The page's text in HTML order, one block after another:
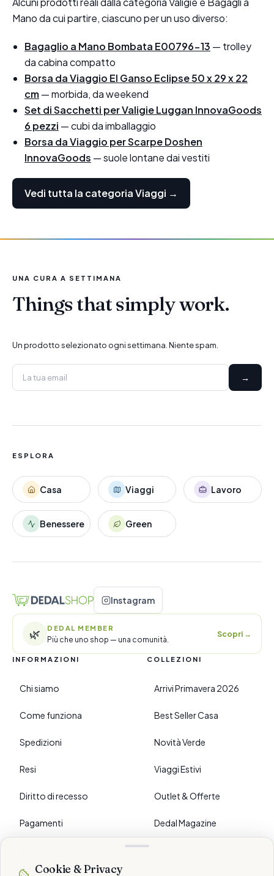
Mano da cui partire, ciascuno per un uso diverso:
Bagaglio a Mano Bombata E00796-13 — trolley
da cabina compatto
Borsa da Viaggio El Ganso Eclipse 50 x 29 x 22
cm— morbida, da weekend
Set di Sacchetti per Valigie Luggan InnovaGoods
6 pezzi — cubi da imballaggio
Borsa da Viaggio per Scarpe Doshen
InnovaGoods — suole lontane dai vestiti
Vedi tutta la categoria Viaggi →
UNA CURA A SETTIMANA
Things that simply work.
Un prodotto selezionato ogni settimana. Niente spam.
→
ESPLORA
Casa Viaggi Lavoro
Benessere Green
Instagram
🌿 DEDAL MEMBER
Più che uno shop — una comunità.
Scopri →
INFORMAZIONI
Chi siamo
Come funziona
Spedizioni
Resi
Diritto di recesso
Pagamenti
COLLEZIONI
Arrivi Primavera 2026
Best Seller Casa
Novità Verde
Viaggi Estivi
Outlet & Offerte
Dedal Magazine
›PREFERENZE
Cookie & Privacy